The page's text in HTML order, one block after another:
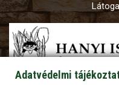
Adatvédelmi